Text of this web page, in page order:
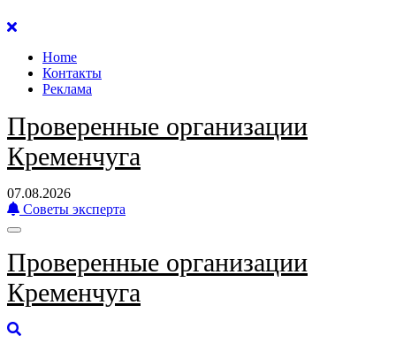
Перейти
содержанию
Home
Контакты
Реклама
Проверенные организации
Кременчуга
07.08.2026
Советы эксперта
Проверенные организации
Кременчуга